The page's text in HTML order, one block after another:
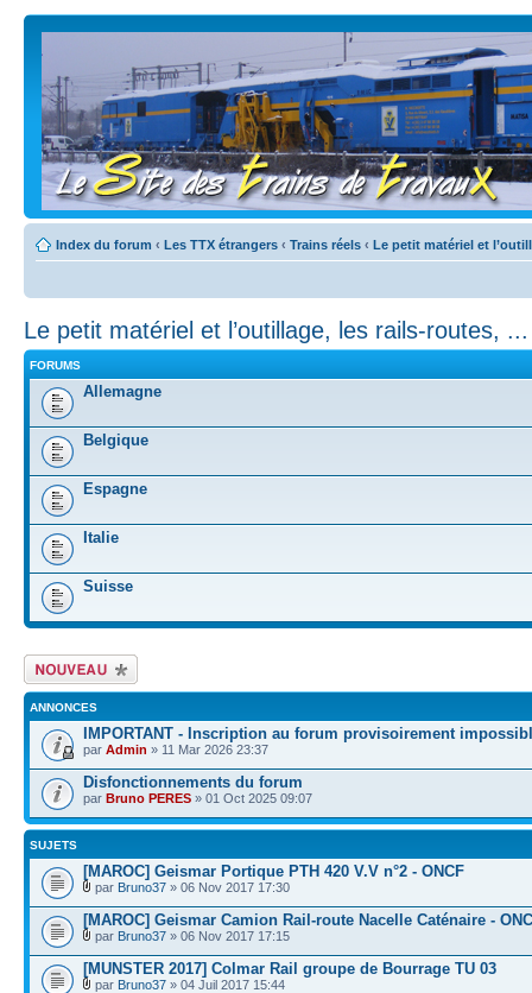
Index du forum ‹ Les TTX étrangers ‹ Trains réels ‹ Le petit matériel et
Le petit matériel et l’outillage, les rails-routes, ...
FORUMS
Allemagne
Belgique
Espagne
Italie
Suisse
Écrire un nouveau
sujet
ANNONCES
IMPORTANT - Inscription au forum provisoirement
par Admin » 11 Mar 2026 23:37
Disfonctionnements du forum
par Bruno PERES » 01 Oct 2025 09:07
SUJETS
[MAROC] Geismar Portique PTH 420 V.V n°2 - ONCF
par Bruno37 » 06 Nov 2017 17:30
[MAROC] Geismar Camion Rail-route Nacelle Caténaire -
par Bruno37 » 06 Nov 2017 17:15
[MUNSTER 2017] Colmar Rail groupe de Bourrage TU 03
par Bruno37 » 04 Juil 2017 15:44